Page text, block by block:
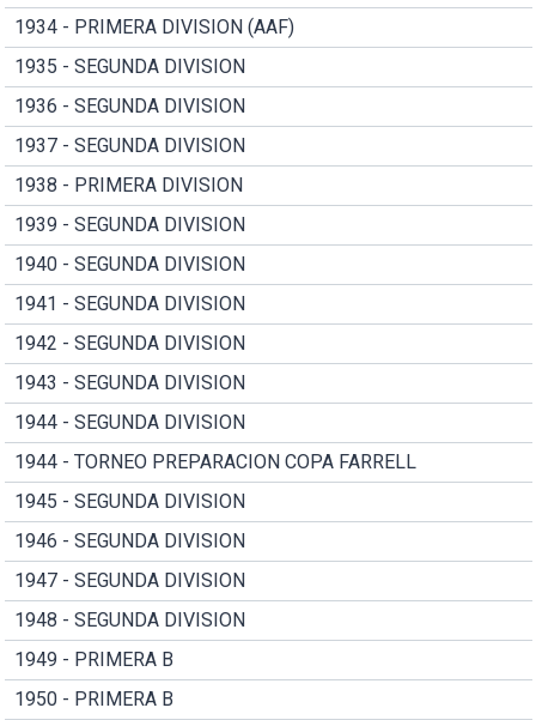
1934 - PRIMERA DIVISION (AAF)
1935 - SEGUNDA DIVISION
1936 - SEGUNDA DIVISION
1937 - SEGUNDA DIVISION
1938 - PRIMERA DIVISION
1939 - SEGUNDA DIVISION
1940 - SEGUNDA DIVISION
1941 - SEGUNDA DIVISION
1942 - SEGUNDA DIVISION
1943 - SEGUNDA DIVISION
1944 - SEGUNDA DIVISION
1944 - TORNEO PREPARACION COPA FARRELL
1945 - SEGUNDA DIVISION
1946 - SEGUNDA DIVISION
1947 - SEGUNDA DIVISION
1948 - SEGUNDA DIVISION
1949 - PRIMERA B
1950 - PRIMERA B